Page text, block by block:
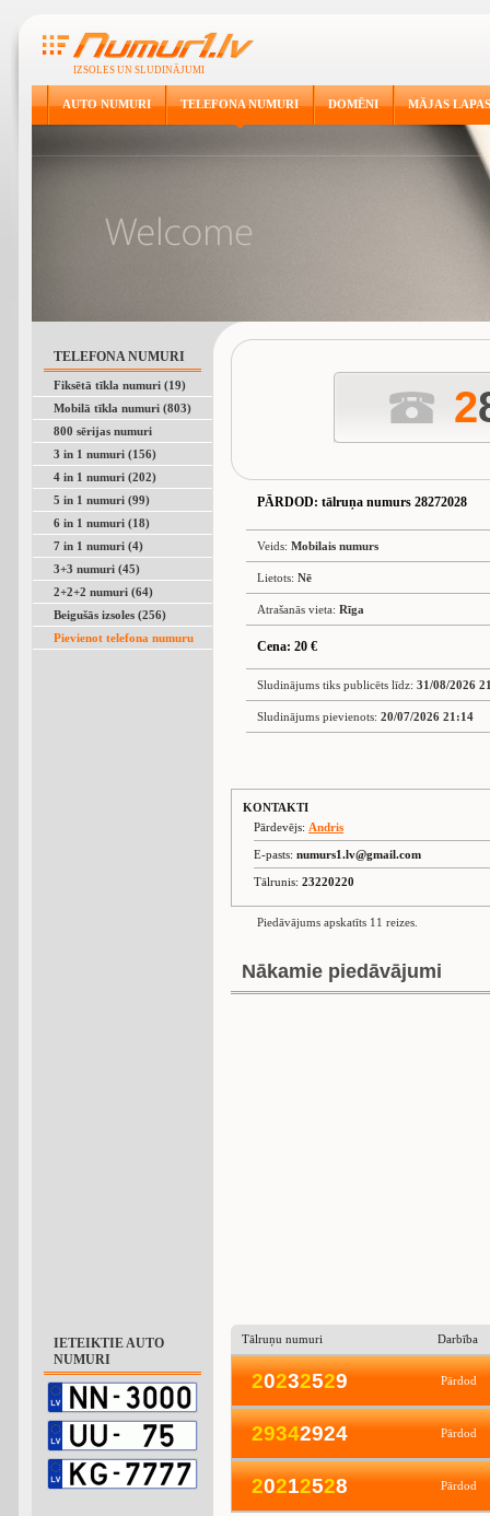
IZSOLES UN SLUDINĀJUMI
AUTO NUMURI TELEFONA NUMURI DOMĒNI MĀJAS LAPAS
TELEFONA NUMURI
Fiksētā tīkla numuri (19)
Mobilā tīkla numuri (803)
800 sērijas numuri
3 in 1 numuri (156)
4 in 1 numuri (202)
5 in 1 numuri (99)
6 in 1 numuri (18)
7 in 1 numuri (4)
3+3 numuri (45)
2+2+2 numuri (64)
Beigušās izsoles (256)
Pievienot telefona numuru
IETEIKTIE AUTO
NUMURI
2
PĀRDOD: tālruņa numurs 28272028
Veids: Mobilais numurs
Lietots: Nē
Atrašanās vieta: Rīga
Cena: 20 €
Sludinājums tiks publicēts līdz: 31/08/2026
Sludinājums pievienots: 20/07/2026 21:14
KONTAKTI
Pārdevējs: Andris
E-pasts: numurs1.lv@gmail.com
Tālrunis: 23220220
Piedāvājums apskatīts 11 reizes.
Nākamie piedāvājumi
Tālruņu numuri Darbība
20232529 Pārdod
29342924 Pārdod
20212528 Pārdod